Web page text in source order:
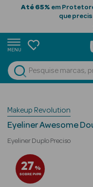
Até 65% em
que
MENU
Ver Tudo
Beauty Season
Cabelo
Profissional
Beauty Season
Cosmética
Olhos
Eyeliner
Makeup Revolution
Eyeliner Awesome
Eyeliner Duplo Preciso
27%
SOBRE PVPR